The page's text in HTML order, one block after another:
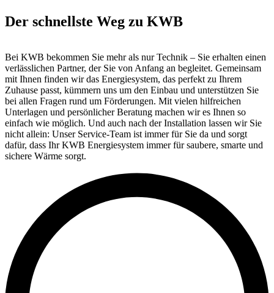
Der schnellste Weg zu KWB
Bei KWB bekommen Sie mehr als nur Technik – Sie erhalten einen
verlässlichen Partner, der Sie von Anfang an begleitet. Gemeinsam
mit Ihnen finden wir das Energiesystem, das perfekt zu Ihrem
Zuhause passt, kümmern uns um den Einbau und unterstützen Sie
bei allen Fragen rund um Förderungen. Mit vielen hilfreichen
Unterlagen und persönlicher Beratung machen wir es Ihnen so
einfach wie möglich. Und auch nach der Installation lassen wir Sie
nicht allein: Unser Service-Team ist immer für Sie da und sorgt
dafür, dass Ihr KWB Energiesystem immer für saubere, smarte und
sichere Wärme sorgt.